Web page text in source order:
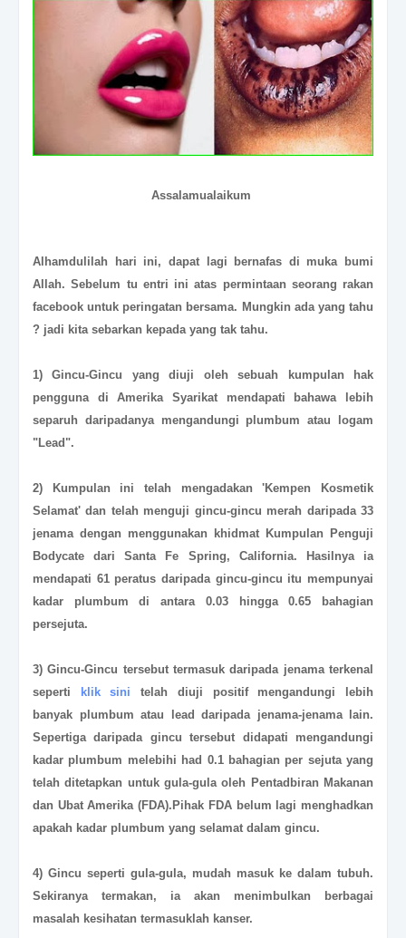
Assalamualaikum
Alhamdulilah hari ini, dapat lagi bernafas di muka bumi
Allah. Sebelum tu entri ini atas permintaan seorang rakan
facebook untuk peringatan bersama. Mungkin ada yang tahu
? jadi kita sebarkan kepada yang tak tahu.
1) Gincu-Gincu yang diuji oleh sebuah kumpulan hak
pengguna di Amerika Syarikat mendapati bahawa lebih
separuh daripadanya mengandungi plumbum atau logam
"Lead".
2) Kumpulan ini telah mengadakan 'Kempen Kosmetik
Selamat' dan telah menguji gincu-gincu merah daripada 33
jenama dengan menggunakan khidmat Kumpulan Penguji
Bodycate dari Santa Fe Spring, California. Hasilnya ia
mendapati 61 peratus daripada gincu-gincu itu mempunyai
kadar plumbum di antara 0.03 hingga 0.65 bahagian
persejuta.
3) Gincu-Gincu tersebut termasuk daripada jenama terkenal
seperti klik sini telah diuji positif mengandungi lebih
banyak plumbum atau lead daripada jenama-jenama lain.
Sepertiga daripada gincu tersebut didapati mengandungi
kadar plumbum melebihi had 0.1 bahagian per sejuta yang
telah ditetapkan untuk gula-gula oleh Pentadbiran Makanan
dan Ubat Amerika (FDA).Pihak FDA belum lagi menghadkan
apakah kadar plumbum yang selamat dalam gincu.
4) Gincu seperti gula-gula, mudah masuk ke dalam tubuh.
Sekiranya termakan, ia akan menimbulkan berbagai
masalah kesihatan termasuklah kanser.